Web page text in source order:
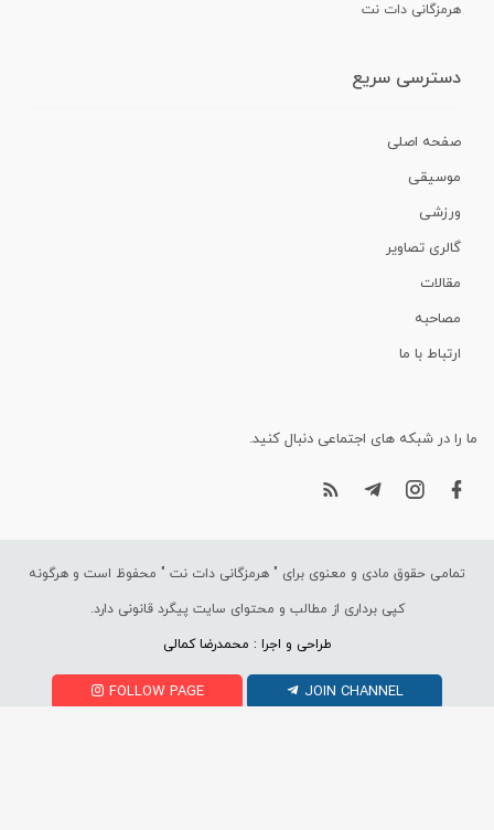
هرمزگانی دات نت
دسترسی سریع
صفحه اصلی
موسیقی
ورزشی
گالری تصاویر
مقالات
مصاحبه
ارتباط با ما
ما را در شبکه های اجتماعی دنبال کنید.
تمامی حقوق مادی و معنوی برای " هرمزگانی دات نت " محفوظ است و هرگونه
کپی برداری از مطالب و محتوای سایت پیگرد قانونی دارد.
طراحی و اجرا : محمدرضا کمالی
FOLLOW PAGE JOIN CHANNEL